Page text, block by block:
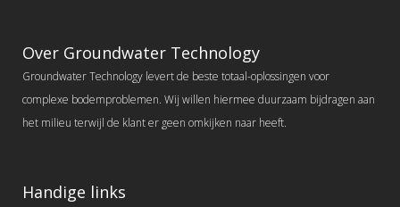
Over Groundwater Technology
Groundwater Technology levert de beste totaal-oplossingen voor
complexe bodemproblemen. Wij willen hiermee duurzaam bijdragen aan
het milieu terwijl de klant er geen omkijken naar heeft.
Handige links